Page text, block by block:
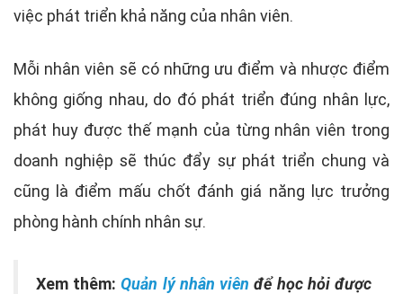
việc phát triển khả năng của nhân viên.
Mỗi nhân viên sẽ có những ưu điểm và nhược điểm
không giống nhau, do đó phát triển đúng nhân lực,
phát huy được thế mạnh của từng nhân viên trong
doanh nghiệp sẽ thúc đẩy sự phát triển chung và
cũng là điểm mấu chốt đánh giá năng lực trưởng
phòng hành chính nhân sự.
Xem thêm:Quản lý nhân viên để học hỏi được